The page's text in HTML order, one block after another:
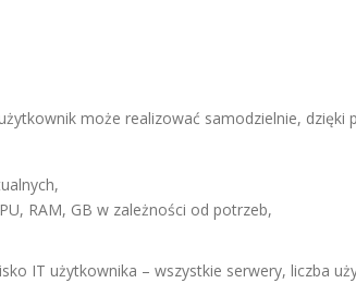
może realizować samodzielnie,
RAM, GB w zależności od potrzeb,
IT użytkownika – wszystkie serwery, liczba